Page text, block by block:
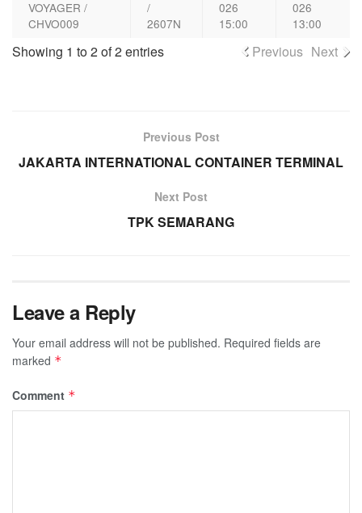
VOYAGER /
CHVO009
/
2607N
026
15:00
026
13:00
Showing 1 to 2 of 2 entries Previous Next
Previous Post
JAKARTA INTERNATIONAL CONTAINER TERMINAL
Next Post
TPK SEMARANG
Leave a Reply
Your email address will not be published. Required fields are
marked *
Comment *